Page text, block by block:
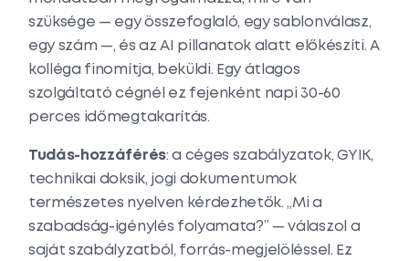
szüksége — egy összefoglaló, egy sablonválasz,
egy szám —, és az AI pillanatok alatt előkészíti. A
kolléga finomítja, beküldi. Egy átlagos
szolgáltató cégnél ez fejenként napi 30-60
perces időmegtakarítás.
Tudás-hozzáférés: a céges szabályzatok, GYIK,
technikai doksik, jogi dokumentumok
természetes nyelven kérdezhetők. „Mi a
szabadság-igénylés folyamata?” — válaszol a
saját szabályzatból, forrás-megjelöléssel. Ez